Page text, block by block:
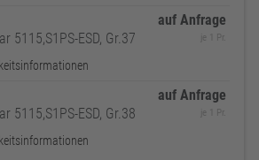
5115,S1PS-ESD, Gr.37
auf Anfrage
je 1 Pr.
5115,S1PS-ESD, Gr.38
auf Anfrage
je 1 Pr.